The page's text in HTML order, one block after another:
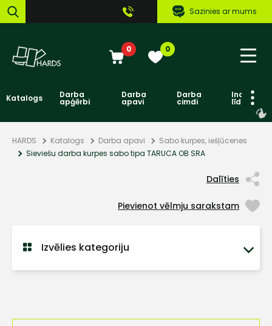
Sazinies ar mums
0 0
Katalogs Darba
apģērbi
Darba
apavi
Darba
cimdi līdzekļi
HARDS Katalogs Darba apavi
Sabo kurpes, iešļūcenes
Sieviešu darba kurpes sabo tipa TARUCA OB SRA
Dalīties
Pievienot vēlmju sarakstam
Izvēlies kategoriju